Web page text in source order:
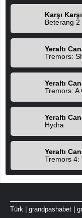
Karşı
Beterang 2
Yeraltı
Tremors:
Yeraltı
Tremors: A
Yeraltı
Hydra
Yeraltı
Tremors 4:
Türk | grandpashabet |